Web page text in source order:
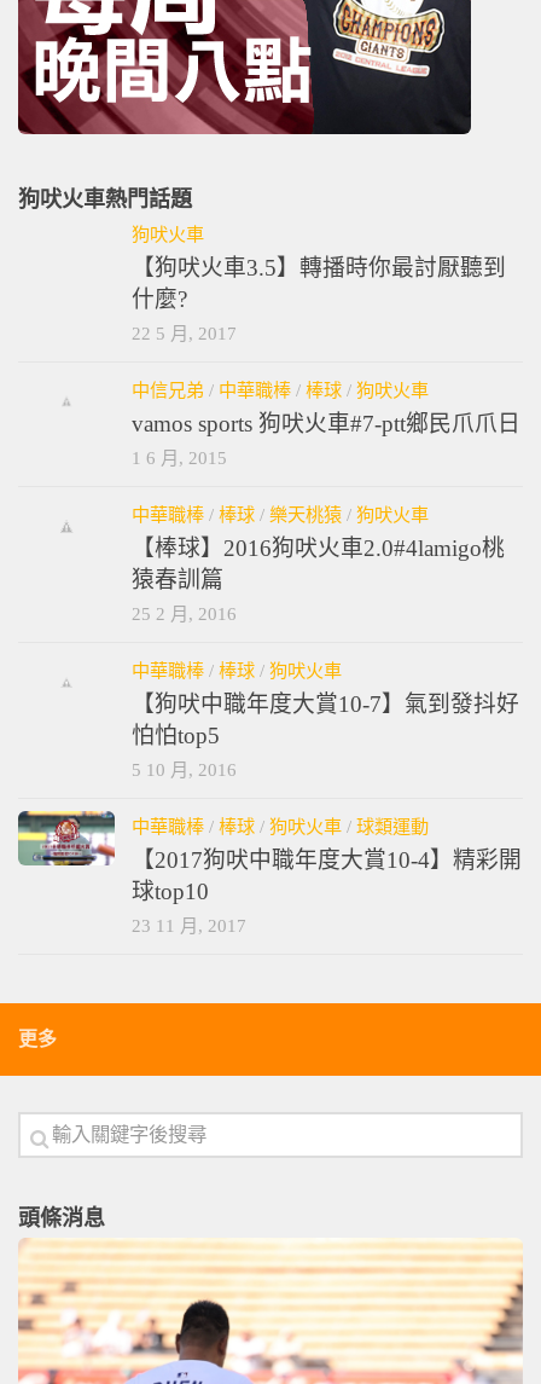
狗吠火車熱門話題
狗吠火車
【狗吠火車3.5】轉播時你最討厭聽到
什麼?
22 5 月, 2017
中信兄弟 / 中華職棒 / 棒球 / 狗吠火車
vamos sports 狗吠火車#7-ptt鄉民爪爪日
1 6 月, 2015
中華職棒 / 棒球 / 樂天桃猿 / 狗吠火車
【棒球】2016狗吠火車2.0#4lamigo桃
猿春訓篇
25 2 月, 2016
中華職棒 / 棒球 / 狗吠火車
【狗吠中職年度大賞10-7】氣到發抖好
怕怕top5
5 10 月, 2016
中華職棒 / 棒球 / 狗吠火車 / 球類運動
【2017狗吠中職年度大賞10-4】精彩開
球top10
23 11 月, 2017
更多
頭條消息